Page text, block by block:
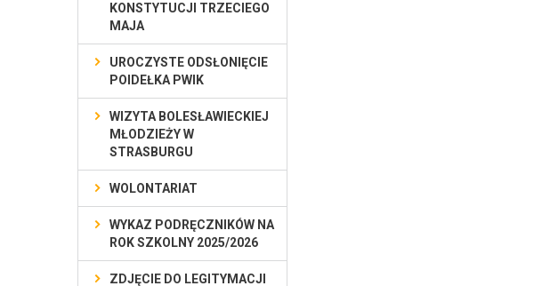
KONSTYTUCJI TRZECIEGO
MAJA
UROCZYSTE ODSŁONIĘCIE
POIDEŁKA PWIK
WIZYTA BOLESŁAWIECKIEJ
MŁODZIEŻY W
STRASBURGU
WOLONTARIAT
WYKAZ PODRĘCZNIKÓW NA
ROK SZKOLNY 2025/2026
ZDJĘCIE DO LEGITYMACJI